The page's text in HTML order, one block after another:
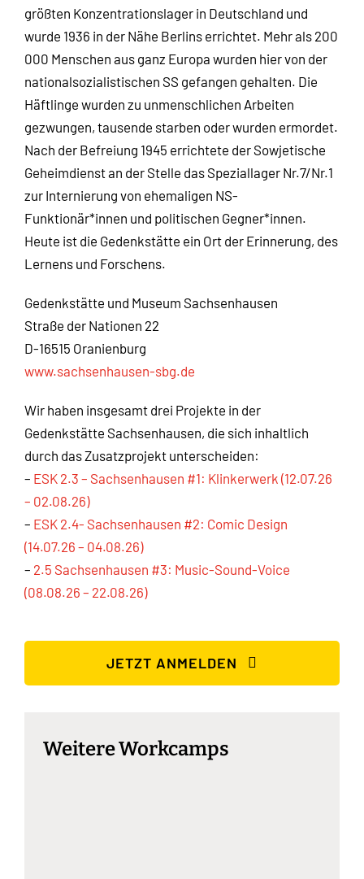
größten Konzentrationslager in Deutschland und
wurde 1936 in der Nähe Berlins errichtet. Mehr als 200
000 Menschen aus ganz Europa wurden hier von der
nationalsozialistischen SS gefangen gehalten. Die
Häftlinge wurden zu unmenschlichen Arbeiten
gezwungen, tausende starben oder wurden ermordet.
Nach der Befreiung 1945 errichtete der Sowjetische
Geheimdienst an der Stelle das Speziallager Nr.7/Nr.1
zur Internierung von ehemaligen NS-
Funktionär*innen und politischen Gegner*innen.
Heute ist die Gedenkstätte ein Ort der Erinnerung, des
Lernens und Forschens.
Gedenkstätte und Museum Sachsenhausen
Straße der Nationen 22
D-16515 Oranienburg
www.sachsenhausen-sbg.de
Wir haben insgesamt drei Projekte in der
Gedenkstätte Sachsenhausen, die sich inhaltlich
durch das Zusatzprojekt unterscheiden:
– ESK 2.3 – Sachsenhausen #1: Klinkerwerk (12.07.26
– 02.08.26)
– ESK 2.4- Sachsenhausen #2: Comic Design
(14.07.26 – 04.08.26)
– 2.5 Sachsenhausen #3: Music-Sound-Voice
(08.08.26 – 22.08.26)
JETZT ANMELDEN
Weitere Workcamps